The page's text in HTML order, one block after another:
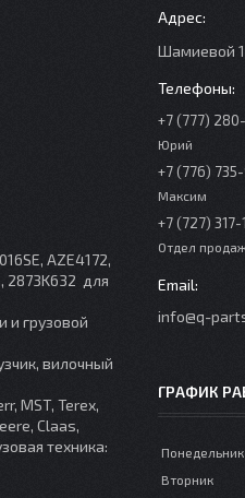
AZE4172,
2873K632 для
и грузовой
вилочный
MST, Terex,
Claas,
техника:
Шамиевой
+7 (777)
Юрий
+7 (776)
Максим
+7 (727) 317-
Отдел
info@q-
ГРАФИК
Понедельник
Вторник